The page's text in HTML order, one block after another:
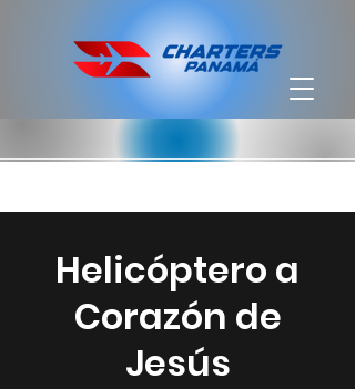
Helicóptero a
Corazón de
Jesús